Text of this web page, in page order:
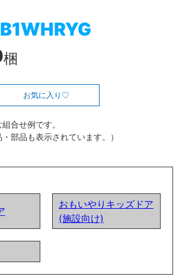
梱
お気に入り
合せ例です。
部品も表示されています。）
おもいやりキッズドア
(施設向け)